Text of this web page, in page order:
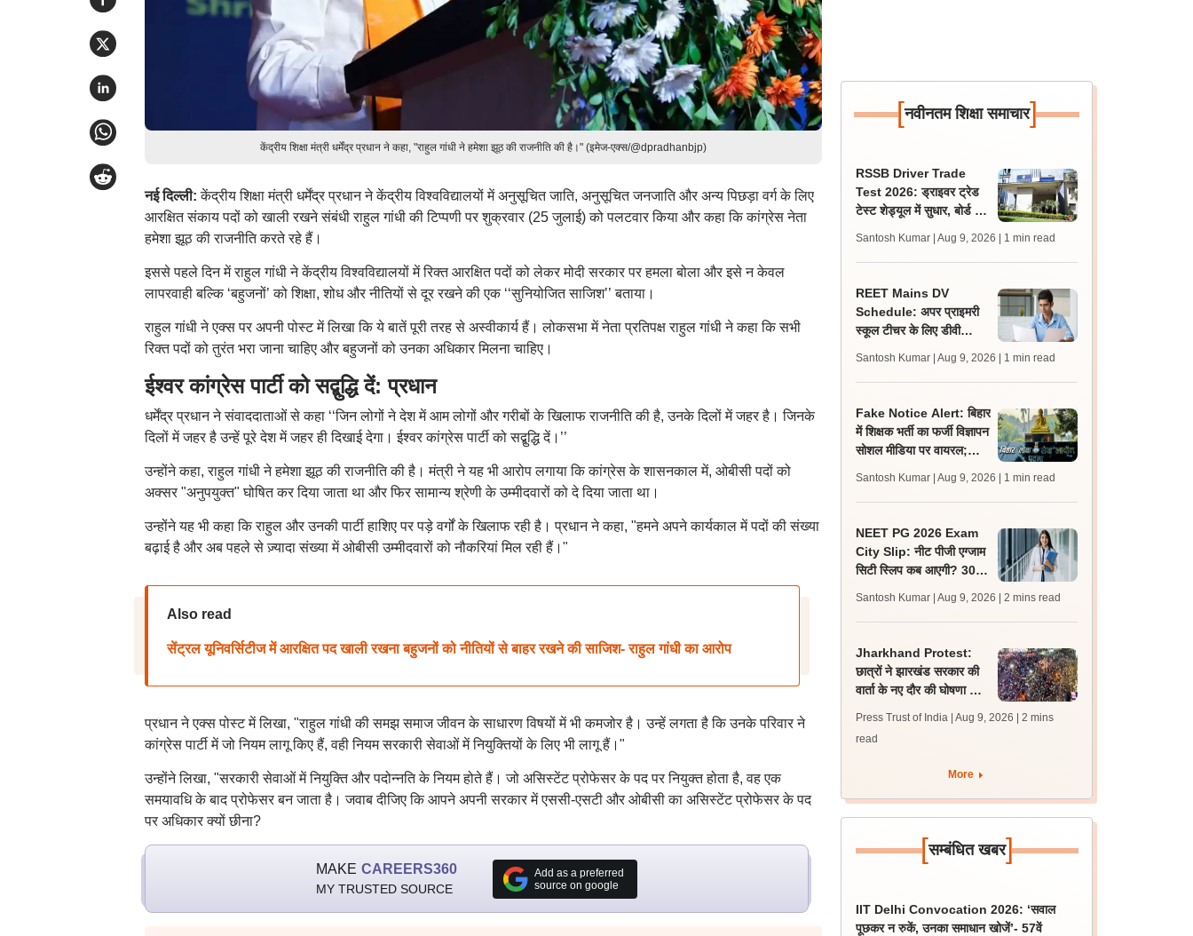
केंद्रीय शिक्षा मंत्री धर्मेंद्र प्रधान ने कहा, "राहुल गांधी ने हमेशा झूठ की राजनीति की है।" (इमेज-एक्स/@dpradhanbjp)
नई दिल्ली:केंद्रीय शिक्षा मंत्री धर्मेंद्र प्रधान ने केंद्रीय विश्वविद्यालयों में अनुसूचित जाति, अनुसूचित जनजाति और अन्य पिछड़ा वर्ग के लिए
आरक्षित संकाय पदों को खाली रखने संबंधी राहुल गांधी की टिप्पणी पर शुक्रवार (25 जुलाई) को पलटवार किया और कहा कि कांग्रेस नेता
हमेशा झूठ की राजनीति करते रहे हैं।
इससे पहले दिन में राहुल गांधी ने केंद्रीय विश्वविद्यालयों में रिक्त आरक्षित पदों को लेकर मोदी सरकार पर हमला बोला और इसे न केवल
लापरवाही बल्कि ‘बहुजनों’ को शिक्षा, शोध और नीतियों से दूर रखने की एक ‘‘सुनियोजित साजिश’’ बताया।
राहुल गांधी ने एक्स पर अपनी पोस्ट में लिखा कि ये बातें पूरी तरह से अस्वीकार्य हैं। लोकसभा में नेता प्रतिपक्ष राहुल गांधी ने कहा कि सभी
रिक्त पदों को तुरंत भरा जाना चाहिए और बहुजनों को उनका अधिकार मिलना चाहिए।
ईश्वर कांग्रेस पार्टी को सद्बुद्धि दें: प्रधान
धर्मेंद्र प्रधान ने संवाददाताओं से कहा ‘‘जिन लोगों ने देश में आम लोगों और गरीबों के खिलाफ राजनीति की है, उनके दिलों में जहर है। जिनके
दिलों में जहर है उन्हें पूरे देश में जहर ही दिखाई देगा। ईश्वर कांग्रेस पार्टी को सद्बुद्धि दें।’’
उन्होंने कहा, राहुल गांधी ने हमेशा झूठ की राजनीति की है। मंत्री ने यह भी आरोप लगाया कि कांग्रेस के शासनकाल में, ओबीसी पदों को
अक्सर "अनुपयुक्त" घोषित कर दिया जाता था और फिर सामान्य श्रेणी के उम्मीदवारों को दे दिया जाता था।
उन्होंने यह भी कहा कि राहुल और उनकी पार्टी हाशिए पर पड़े वर्गों के खिलाफ रही है। प्रधान ने कहा, "हमने अपने कार्यकाल में पदों की संख्या
बढ़ाई है और अब पहले से ज़्यादा संख्या में ओबीसी उम्मीदवारों को नौकरियां मिल रही हैं।"
Also read
सेंट्रल यूनिवर्सिटीज में आरक्षित पद खाली रखना बहुजनों को नीतियों से बाहर रखने की साजिश- राहुल गांधी का आरोप
प्रधान ने एक्स पोस्ट में लिखा, "राहुल गांधी की समझ समाज जीवन के साधारण विषयों में भी कमजोर है। उन्हें लगता है कि उनके परिवार ने
कांग्रेस पार्टी में जो नियम लागू किए हैं, वही नियम सरकारी सेवाओं में नियुक्तियों के लिए भी लागू हैं।"
उन्होंने लिखा, "सरकारी सेवाओं में नियुक्ति और पदोन्नति के नियम होते हैं। जो असिस्टेंट प्रोफेसर के पद पर नियुक्त होता है, वह एक
समयावधि के बाद प्रोफेसर बन जाता है। जवाब दीजिए कि आपने अपनी सरकार में एससी-एसटी और ओबीसी का असिस्टेंट प्रोफेसर के पद
पर अधिकार क्यों छीना?
MAKE CAREERS360
MY TRUSTED SOURCE
Add as a preferred
source on google
[नवीनतम शिक्षा समाचार]
RSSB Driver Trade
Test 2026: ड्राइवर ट्रेड
टेस्ट शेड्यूल में सुधार, बोर्ड ने
Santosh Kumar | Aug 9, 2026 | 1 min read
REET Mains DV
Schedule: अपर प्राइमरी
स्कूल टीचर के लिए डीवी
प्रक्रिया 12 अगस्त से शुरू
Santosh Kumar | Aug 9, 2026 | 1 min read
Fake Notice Alert: बिहार
में शिक्षक भर्ती का फर्जी विज्ञापन
सोशल मीडिया पर वायरल;
Santosh Kumar | Aug 9, 2026 | 1 min read
NEET PG 2026 Exam
City Slip: नीट पीजी एग्जाम
सिटी स्लिप कब आएगी? 30
Santosh Kumar | Aug 9, 2026 | 2 mins read
Jharkhand Protest:
छात्रों ने झारखंड सरकार की
वार्ता के नए दौर की घोषणा को
Press Trust of India | Aug 9, 2026
| 2 mins
read
More
[सम्बंधित खबर]
IIT Delhi Convocation 2026: ‘सवाल
पूछकर न रुकें, उनका समाधान खोजें’- 57वें